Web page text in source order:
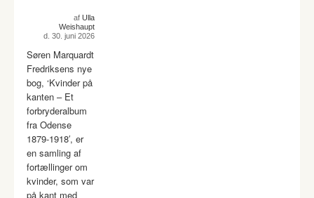
af Ulla
Weishaupt
d. 30. juni 2026
Søren Marquardt
Fredriksens nye
bog, ‘Kvinder på
kanten – Et
forbryderalbum
fra Odense
1879-1918′, er
en samling af
fortællinger om
kvinder, som var
på kant med